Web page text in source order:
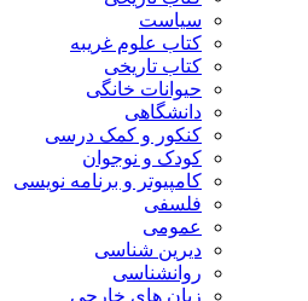
سیاست
کتاب علوم غریبه
کتاب تاریخی
حیوانات خانگی
دانشگاهی
کنکور و کمک‌ درسی
کودک و نوجوان
کامپیوتر و برنامه نویسی
فلسفی
عمومی
دیرین شناسی
روانشناسی
زبان های خارجی